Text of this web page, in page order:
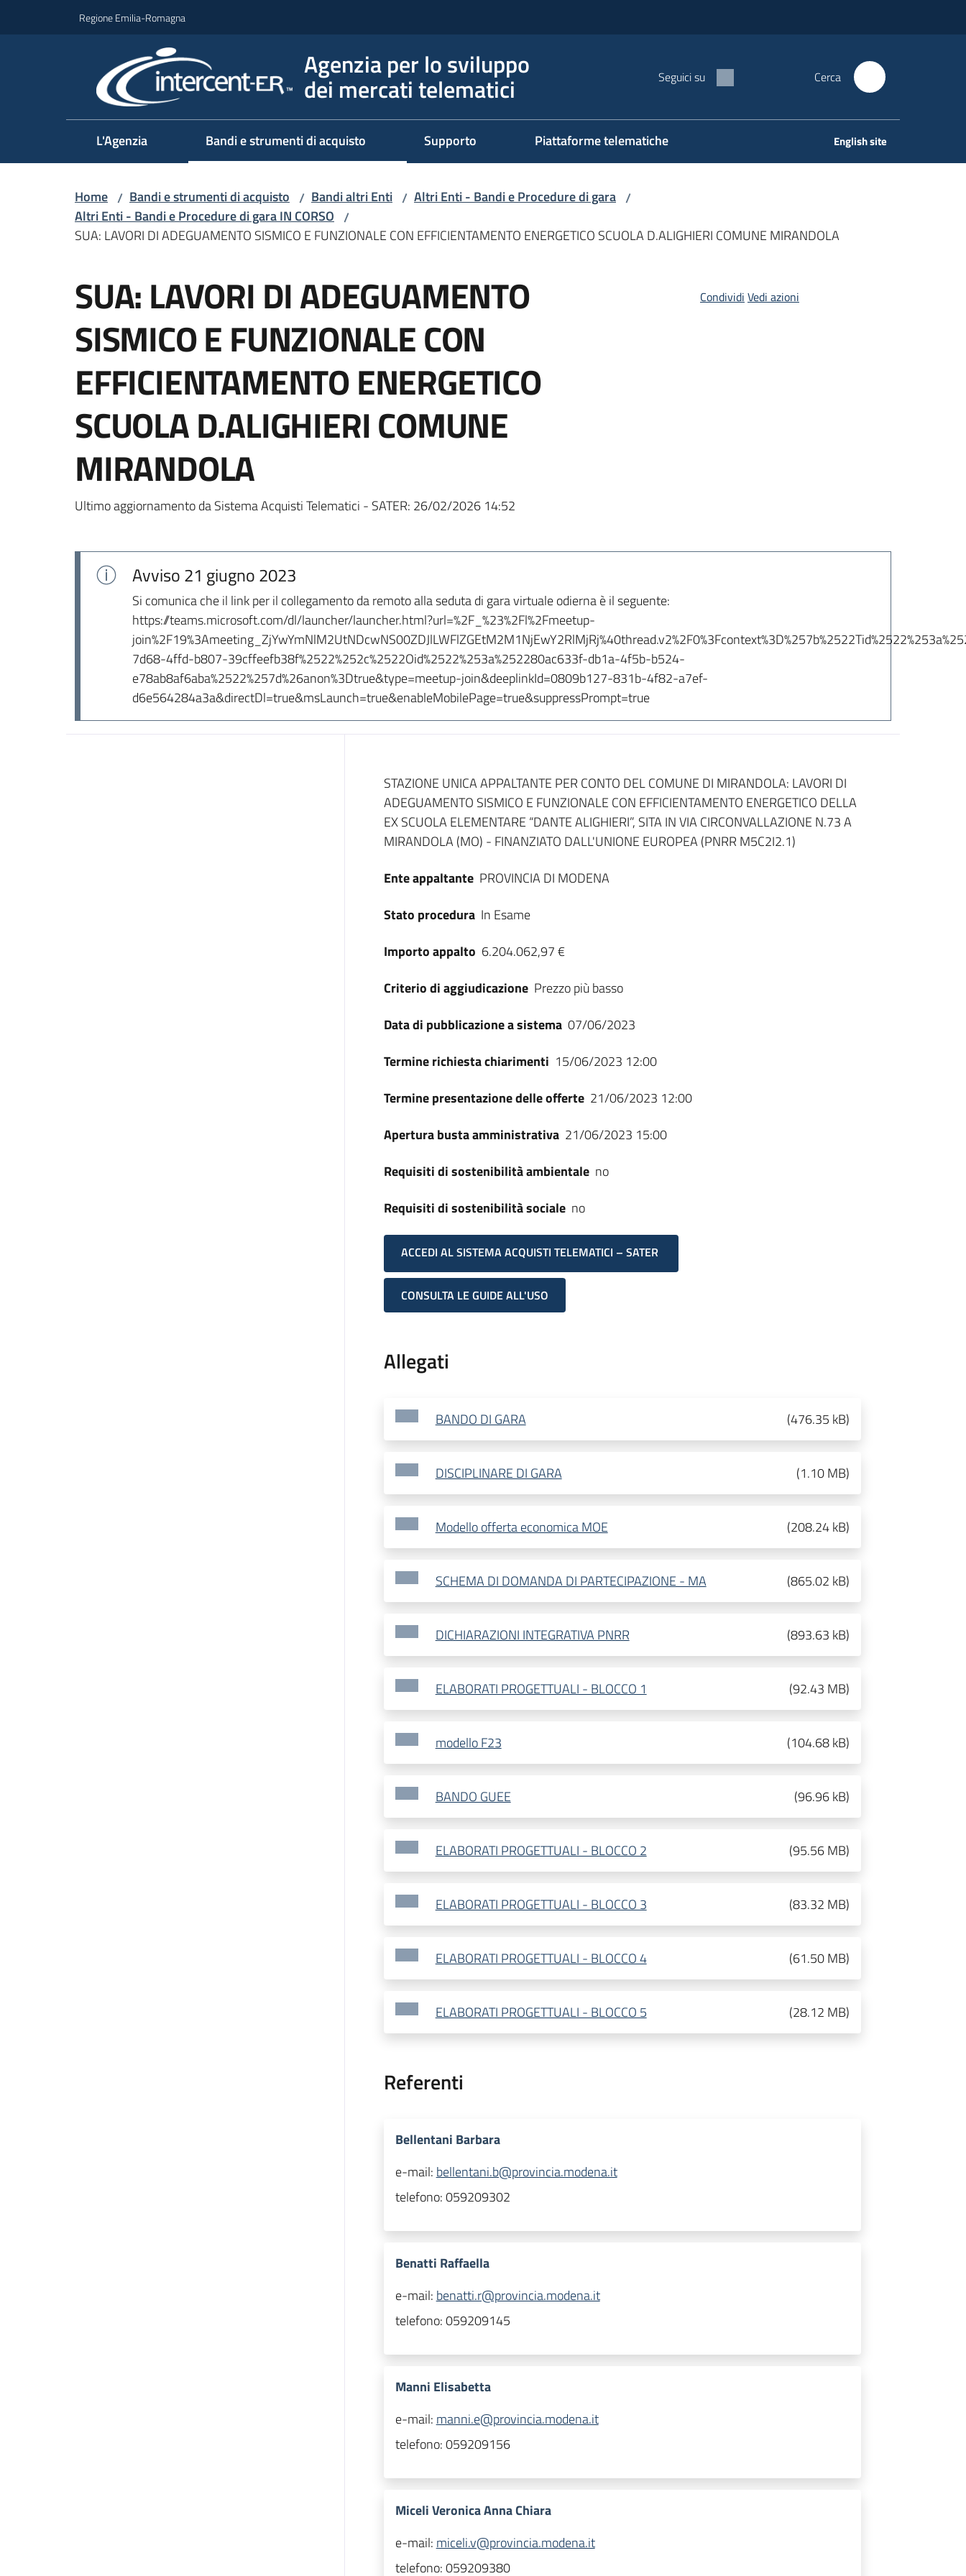
Regione Emilia-Romagna
Agenzia per lo sviluppo
dei mercati telematici Seguici su Cerca
L'Agenzia Bandi e strumenti di acquisto Supporto Piattaforme telematiche English site
Home / Bandi e strumenti di acquisto / Bandi altri Enti / Altri Enti - Bandi e Procedure di gara /
Altri Enti - Bandi e Procedure di gara IN CORSO /
SUA: LAVORI DI ADEGUAMENTO SISMICO E FUNZIONALE CON EFFICIENTAMENTO ENERGETICO SCUOLA D.ALIGHIERI COMUNE MIRANDOLA
SUA: LAVORI DI ADEGUAMENTO
SISMICO E FUNZIONALE CON
EFFICIENTAMENTO ENERGETICO
SCUOLA D.ALIGHIERI COMUNE
MIRANDOLA
Ultimo aggiornamento da Sistema Acquisti Telematici - SATER: 26/02/2026 14:52
Condividi Vedi azioni
Avviso21 giugno 2023
Si comunica che il link per il collegamento da remoto alla seduta di gara virtuale odierna è il seguente:
https://teams.microsoft.com/dl/launcher/launcher.html?url=%2F_%23%2Fl%2Fmeetup-
7d68-4ffd-b807-39cffeefb38f%2522%252c%2522Oid%2522%253a%252280ac633f-db1a-4f5b-b524-
e78ab8af6aba%2522%257d%26anon%3Dtrue&type=meetup-join&deeplinkId=0809b127-831b-4f82-a7ef-
d6e564284a3a&directDl=true&msLaunch=true&enableMobilePage=true&suppressPrompt=true
Dati del bando
STAZIONE UNICA APPALTANTE PER CONTO DEL COMUNE DI MIRANDOLA: LAVORI DI
ADEGUAMENTO SISMICO E FUNZIONALE CON EFFICIENTAMENTO ENERGETICO DELLA
EX SCUOLA ELEMENTARE “DANTE ALIGHIERI”, SITA IN VIA CIRCONVALLAZIONE N.73 A
MIRANDOLA (MO) - FINANZIATO DALL'UNIONE EUROPEA (PNRR M5C2I2.1)
Ente appaltante PROVINCIA DI MODENA
Stato procedura In Esame
Importo appalto 6.204.062,97 €
Criterio di aggiudicazione Prezzo più basso
Data di pubblicazione a sistema 07/06/2023
Termine richiesta chiarimenti 15/06/2023 12:00
Termine presentazione delle offerte 21/06/2023 12:00
Apertura busta amministrativa 21/06/2023 15:00
Requisiti di sostenibilità ambientale no
Requisiti di sostenibilità sociale no
ACCEDI AL SISTEMA ACQUISTI TELEMATICI – SATER
CONSULTA LE GUIDE ALL'USO
Allegati
BANDO DI GARA (476.35 kB)
DISCIPLINARE DI GARA (1.10 MB)
Modello offerta economica MOE (208.24 kB)
SCHEMA DI DOMANDA DI PARTECIPAZIONE - MA (865.02 kB)
DICHIARAZIONI INTEGRATIVA PNRR (893.63 kB)
ELABORATI PROGETTUALI - BLOCCO 1 (92.43 MB)
modello F23 (104.68 kB)
BANDO GUEE (96.96 kB)
ELABORATI PROGETTUALI - BLOCCO 2 (95.56 MB)
ELABORATI PROGETTUALI - BLOCCO 3 (83.32 MB)
ELABORATI PROGETTUALI - BLOCCO 4 (61.50 MB)
ELABORATI PROGETTUALI - BLOCCO 5 (28.12 MB)
Referenti
Bellentani Barbara
e-mail: bellentani.b@provincia.modena.it
telefono:059209302
Benatti Raffaella
e-mail: benatti.r@provincia.modena.it
telefono:059209145
Manni Elisabetta
e-mail: manni.e@provincia.modena.it
telefono:059209156
Miceli Veronica Anna Chiara
e-mail: miceli.v@provincia.modena.it
telefono:059209380